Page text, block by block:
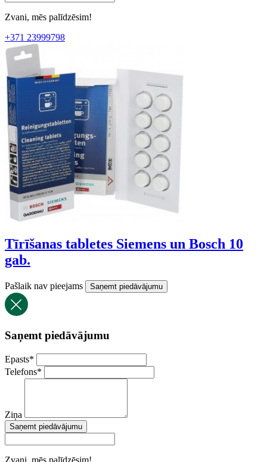
Zvani, mēs palīdzēsim!
+371 23999798
Tīrīšanas tabletes Siemens un Bosch 10
gab.
Pašlaik nav pieejams Saņemt piedāvājumu
Saņemt piedāvājumu
Epasts*
Telefons*
Ziņa
Saņemt piedāvājumu
Zvani, mēs palīdzēsim!